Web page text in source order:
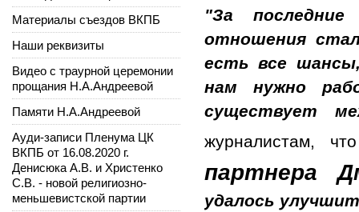
"За
отношения
есть все
нам нужно
существует
журналистам,
партнера
удалось
Материалы съездов ВКПБ
Наши реквизиты
Видео с траурной церемонии
прощания Н.А.Андреевой
Памяти Н.А.Андреевой
Ауди-записи Пленума ЦК
ВКПБ от 16.08.2020 г.
Денисюка А.В. и Христенко
С.В. - новой религиозно-
меньшевистской партии